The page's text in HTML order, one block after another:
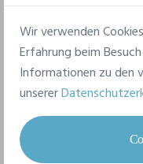
Referenz
3015
3 verfügbare
S
Wir verwenden
Erfahrung beim
Informationen zu den
unserer